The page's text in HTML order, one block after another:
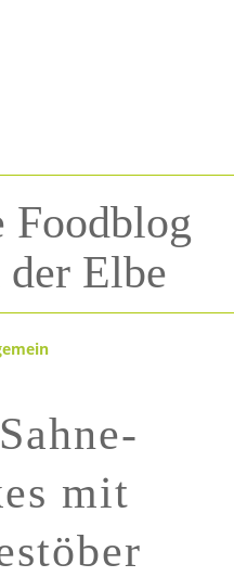
Foodblog
Elbe
mit